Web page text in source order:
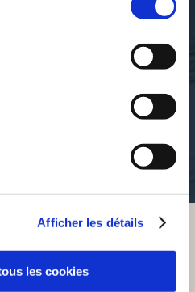
Afficher les détails
les cookies
ALBUM DE VILLARD DE
HONNECOURT,...
bibliotheque-nationale-de-
AUSSI